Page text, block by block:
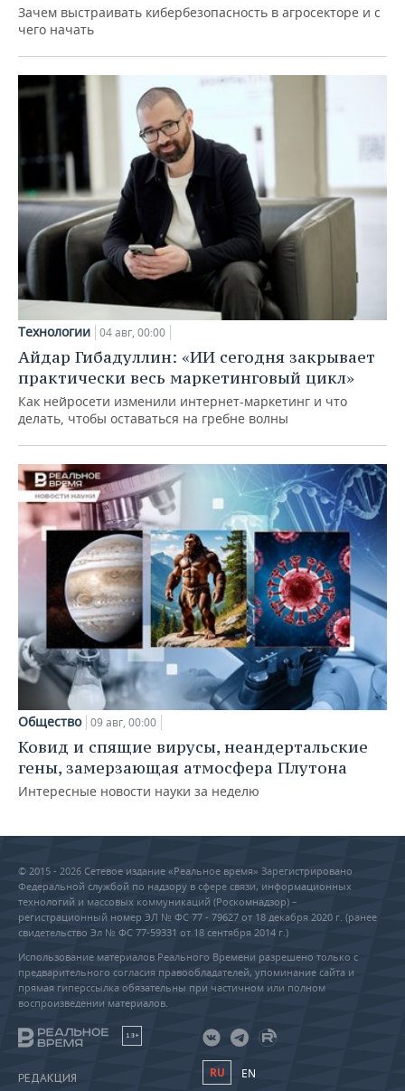
Зачем выстраивать кибербезопасность в агросекторе и с
чего начать
Технологии 04 авг, 00:00
Айдар Гибадуллин: «ИИ сегодня закрывает
практически весь маркетинговый цикл»
Как нейросети изменили интернет-маркетинг и что
делать, чтобы оставаться на гребне волны
Общество 09 авг, 00:00
Ковид и спящие вирусы, неандертальские
гены, замерзающая атмосфера Плутона
Интересные новости науки за неделю
© 2015 - 2026 Сетевое издание «Реальное время» Зарегистрировано
Федеральной службой по надзору в сфере связи, информационных
технологий и массовых коммуникаций (Роскомнадзор) –
регистрационный номер ЭЛ № ФС 77 - 79627 от 18 декабря 2020 г. (ранее
свидетельство Эл № ФС 77-59331 от 18 сентября 2014 г.)
Использование материалов Реального Времени разрешено только с
предварительного согласия правообладателей, упоминание сайта и
прямая гиперссылка обязательны при частичном или полном
воспроизведении материалов.
18+
РЕДАКЦИЯ RU EN